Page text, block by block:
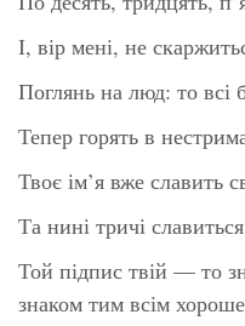
І, вір мені, не
Поглянь на люд: то всі
Тепер горять в
Твоє ім’я вже славить
Та нині тричі
Той підпис твій — то
знаком тим всім